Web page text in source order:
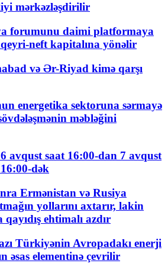
mərkəzləşdirilir
forumunu daimi platformaya
neft kapitalına yönəlir
və Ər-Riyad kimə qarşı
energetika sektoruna sərmayə
məbləğini
avqust saat 16:00-dan 7 avqust
dək
Ermənistan və Rusiya
yollarını axtarır, lakin
ehtimalı azdır
Türkiyənin Avropadakı enerji
əsas elementinə çevrilir